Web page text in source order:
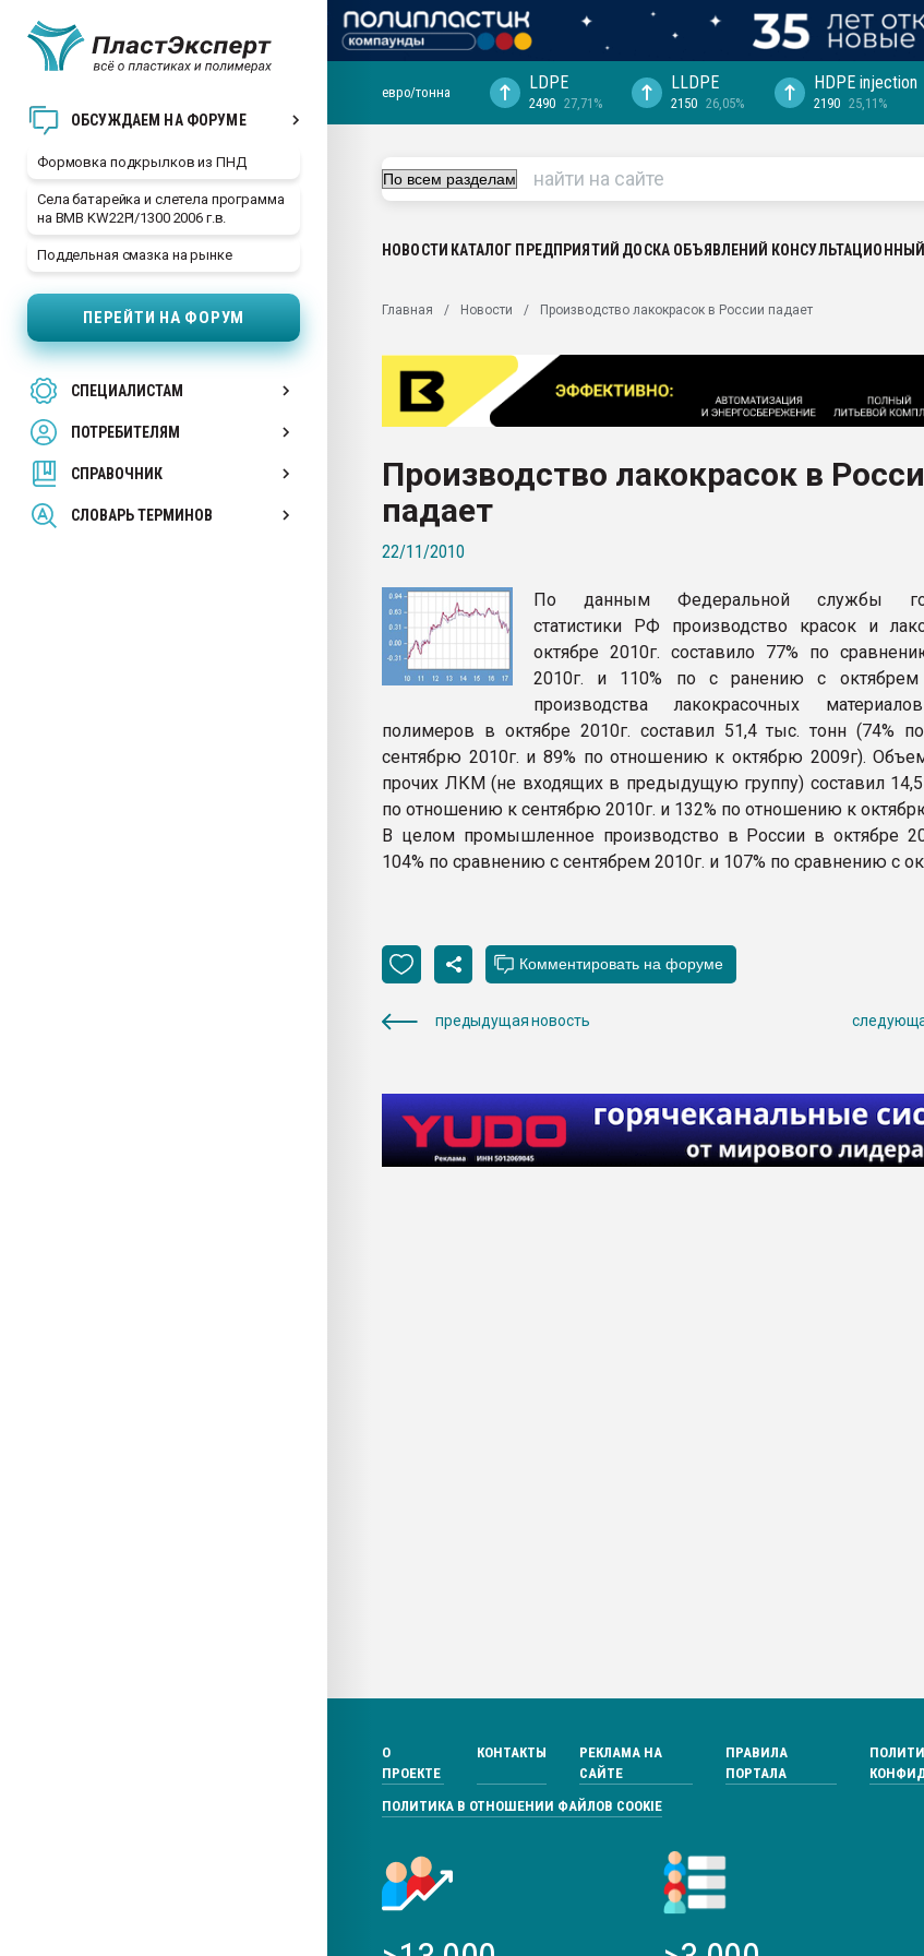
ОБСУЖДАЕМ НА ФОРУМЕ
Формовка подкрылков из ПНД
Села батарейка и слетела программа
на BMB KW22PI/1300 2006 г.в.
Поддельная смазка на рынке
ПЕРЕЙТИ НА ФОРУМ
СПЕЦИАЛИСТАМ
ПОТРЕБИТЕЛЯМ
СПРАВОЧНИК
СЛОВАРЬ ТЕРМИНОВ
29.07.2026 ФРП помог "Ижевскому
Вакуум-формовочные машины:
28.07.2026 Автоматизация выходит на
первый план в переработке
пластмасс
ситуацией на строительном рынке
Всё, что касается выдува ПЭТ
бутылок
ПЕРЕЙТИ НА ФОРУМ
евро/тонна LDPE
2490 27,71%
LLDPE
2150 26,05%
HDPE injection
2190 25,11%
НОВОСТИ КАТАЛОГ ПРЕДПРИЯТИЙ ДОСКА ОБЪЯВЛЕНИЙ
Главная Новости Производство лакокрасок в России падает
Производство лакокрасок в
падает
22/11/2010
По данным Федеральной службы
статистики РФ производство красок и
октябре 2010г. составило 77% по
2010г. и 110% по с ранению с
производства лакокрасочных
полимеров в октябре 2010г. составил 51,4 тыс. тонн (74%
сентябрю 2010г. и 89% по отношению к октябрю 2009г).
прочих ЛКМ (не входящих в предыдущую группу) составил 14,5
по отношению к сентябрю 2010г. и 132% по отношению к
В целом промышленное производство в России в октябре
104% по сравнению с сентябрем 2010г. и 107% по сравнению с
предыдущая новость
О
ПРОЕКТЕ
КОНТАКТЫ
РЕКЛАМА НА
САЙТЕ
ПРАВИЛА
ПОРТАЛА
ПОЛИТИКА В ОТНОШЕНИИ ФАЙЛОВ COOKIE